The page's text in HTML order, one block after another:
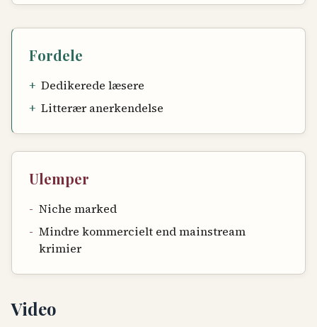
Fordele
+ Dedikerede læsere
+ Litterær anerkendelse
Ulemper
- Niche marked
- Mindre kommercielt end mainstream
krimier
Video